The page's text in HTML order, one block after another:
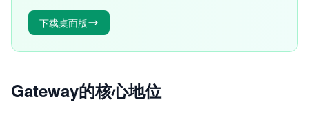
下载桌面版
Gateway的核心地位